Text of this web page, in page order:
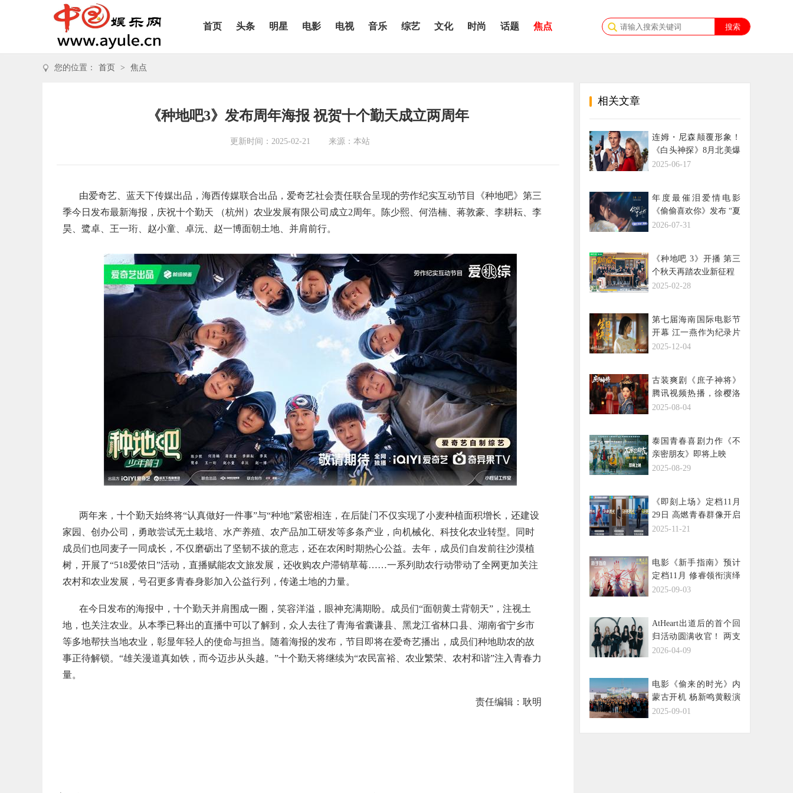
首页 头条 明星 电影 电视 音乐 综艺 文化 时尚 话题 焦点
您的位置： 首页 > 焦点
《种地吧3》发布周年海报 祝贺十个勤天成立两周年
更新时间：2025-02-21 来源：本站
由爱奇艺、蓝天下传媒出品，海西传媒联合出品，爱奇艺社会责任联合呈现的劳作纪实互动节目《种地吧》第三
季今日发布最新海报，庆祝十个勤天 （杭州）农业发展有限公司成立2周年。陈少熙、何浩楠、蒋敦豪、李耕耘、李
昊、鹭卓、王一珩、赵小童、卓沅、赵一博面朝土地、并肩前行。
两年来，十个勤天始终将“认真做好一件事”与“种地”紧密相连，在后陡门不仅实现了小麦种植面积增长，还建设
家园、创办公司，勇敢尝试无土栽培、水产养殖、农产品加工研发等多条产业，向机械化、科技化农业转型。同时
成员们也同麦子一同成长，不仅磨砺出了坚韧不拔的意志，还在农闲时期热心公益。去年，成员们自发前往沙漠植
树，开展了“518爱侬日”活动，直播赋能农文旅发展，还收购农户滞销草莓……一系列助农行动带动了全网更加关注
农村和农业发展，号召更多青春身影加入公益行列，传递土地的力量。
在今日发布的海报中，十个勤天并肩围成一圈，笑容洋溢，眼神充满期盼。成员们“面朝黄土背朝天”，注视土
地，也关注农业。从本季已释出的直播中可以了解到，众人去往了青海省囊谦县、黑龙江省林口县、湖南省宁乡市
等多地帮扶当地农业，彰显年轻人的使命与担当。随着海报的发布，节目即将在爱奇艺播出，成员们种地助农的故
事正待解锁。“雄关漫道真如铁，而今迈步从头越。”十个勤天将继续为“农民富裕、农业繁荣、农村和谐”注入青春力
量。
责任编辑：耿明
相关文章
连姆・尼森颠覆形象！
《白头神探》8月北美爆
笑回归
2025-06-17
年度最催泪爱情电影
《偷偷喜欢你》发布 “夏
日恋恋” 版预告
2026-07-31
《种地吧 3》开播 第三
个秋天再踏农业新征程
2025-02-28
第七届海南国际电影节
开幕 江一燕作为纪录片
推介嘉宾出席
2025-12-04
古装爽剧《庶子神将》
腾讯视频热播，徐樱洛
饰女帝琼华出场即惊艳
2025-08-04
泰国青春喜剧力作《不
亲密朋友》即将上映
2025-08-29
《即刻上场》定档11月
29日 高燃青春群像开启
律政逐梦进阶之战
2025-11-21
电影《新手指南》预计
定档11月 修睿领衔演绎
创业不易
2025-09-03
AtHeart出道后的首个回
归活动圆满收官！ 两支
MV突破3000万播放
2026-04-09
电影《偷来的时光》内
蒙古开机 杨新鸣黄毅演
绎治愈系公路爷孙情
2025-09-01